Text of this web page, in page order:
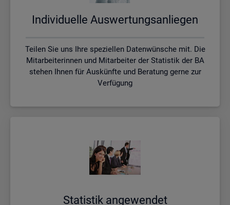
In­di­vi­du­el­le Aus­wer­tungs­an­lie­gen
Teilen Sie uns Ihre speziellen Datenwünsche mit. Die
Mitarbeiterinnen und Mitarbeiter der Statistik der BA
stehen Ihnen für Auskünfte und Beratung gerne zur
Verfügung
Sta­tis­tik an­ge­wen­det